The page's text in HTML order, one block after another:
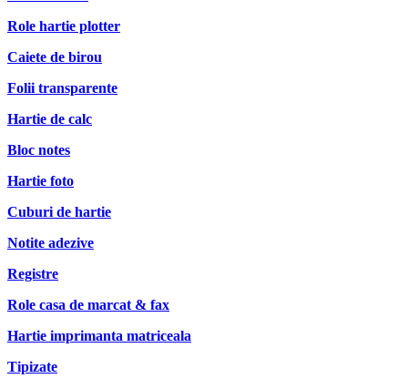
Role hartie plotter
Caiete de birou
Folii transparente
Hartie de calc
Bloc notes
Hartie foto
Cuburi de hartie
Notite adezive
Registre
Role casa de marcat & fax
Hartie imprimanta matriceala
Tipizate